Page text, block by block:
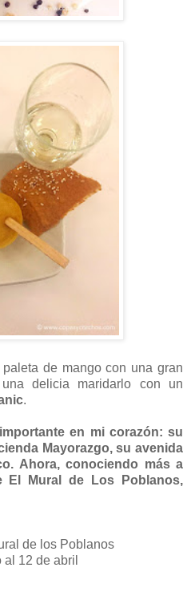
de mango con una gran
delicia maridarlo con un
.
en mi corazón: su
Mayorazgo, su avenida
Ahora, conociendo más a
El Mural de Los Poblanos,
de los Poblanos
12 de abril